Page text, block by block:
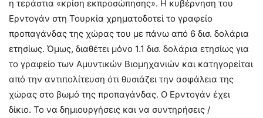
η τεράστια «κρίση εκπροσώπησης». Η κυβέρνηση του
Ερντογάν στη Τουρκία χρηματοδοτεί το γραφείο
προπαγάνδας της χώρας του με πάνω από 6 δισ. δολάρια
ετησίως. Όμως, διαθέτει μόνο 1.1 δισ. δολάρια ετησίως για
το γραφείο των Αμυντικών Βιομηχανιών και κατηγορείται
από την αντιπολίτευση ότι θυσιάζει την ασφάλεια της
χώρας στο βωμό της προπαγάνδας. Ο Ερντογάν έχει
δίκιο. Το να δημιουργήσεις και να συντηρήσεις /